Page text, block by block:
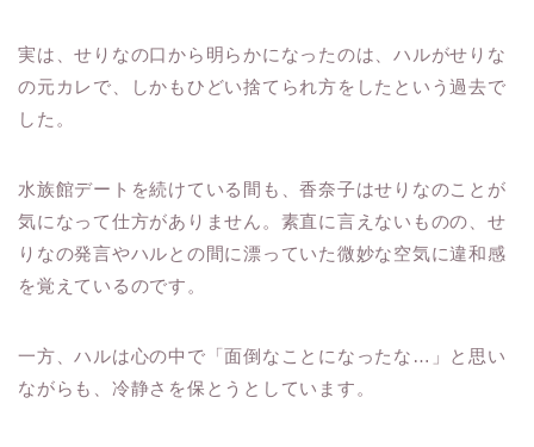
実は、せりなの口から明らかになったのは、ハルがせりな
の元カレで、しかもひどい捨てられ方をしたという過去で
した。
水族館デートを続けている間も、香奈子はせりなのことが
気になって仕方がありません。素直に言えないものの、せ
りなの発言やハルとの間に漂っていた微妙な空気に違和感
を覚えているのです。
一方、ハルは心の中で「面倒なことになったな…」と思い
ながらも、冷静さを保とうとしています。